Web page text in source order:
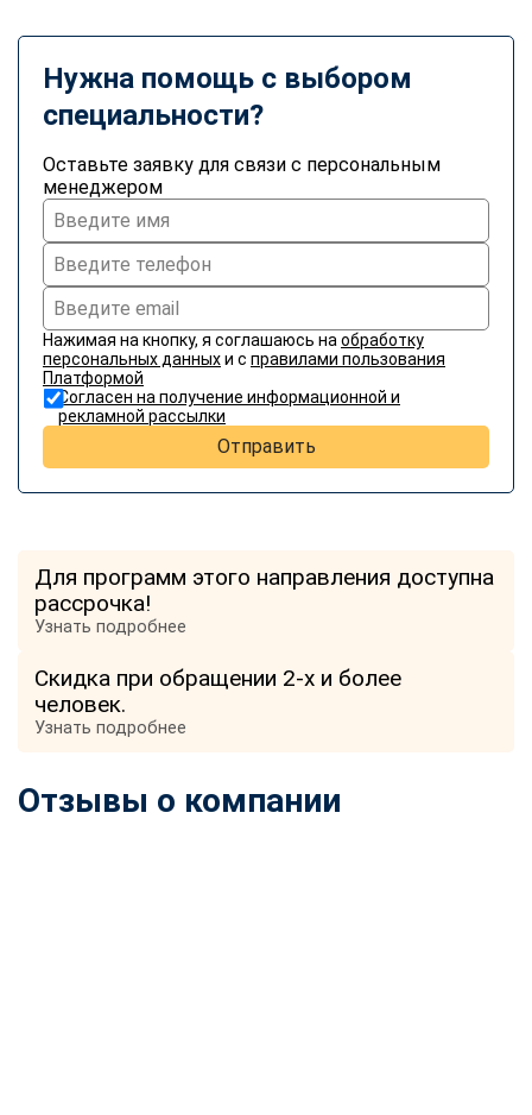
Нужна помощь с выбором
специальности?
Оставьте заявку для связи с персональным
менеджером
Нажимая на кнопку, я соглашаюсь на обработку
персональных данныхи с правилами пользования
Платформой
Согласен на получение информационной и
рекламной рассылки
Отправить
Для программ этого направления доступна
рассрочка!
Узнать подробнее
Скидка при обращении 2-х и более
человек.
Узнать подробнее
Отзывы о компании